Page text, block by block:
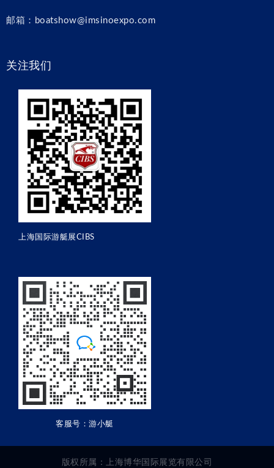
邮箱：boatshow@imsinoexpo.com
关注我们
上海国际游艇展CIBS
客服号：游小艇
版权所属：上海博华国际展览有限公司